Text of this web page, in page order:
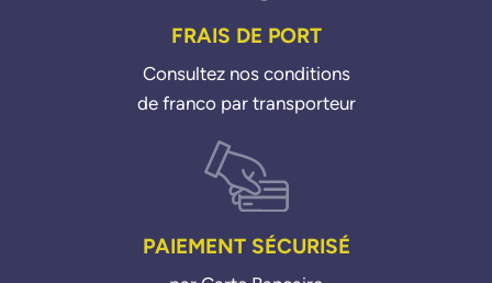
FRAIS DE PORT
Consultez nos conditions
de franco par transporteur
PAIEMENT SÉCURISÉ